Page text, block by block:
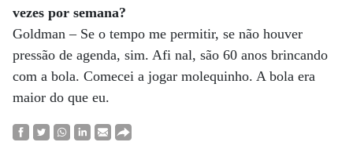
vezes por semana?
Goldman – Se o tempo me permitir, se não houver
pressão de agenda, sim. Afi nal, são 60 anos brincando
com a bola. Comecei a jogar molequinho. A bola era
maior do que eu.